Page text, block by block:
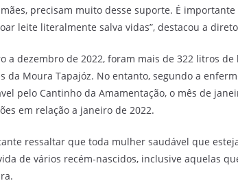
precisam muito desse suporte. É
leite literalmente salva vidas”, destacou a
a dezembro de 2022, foram mais de 322 litros
da Moura Tapajóz. No entanto, segundo a
pelo Cantinho da Amamentação, o mês de
em relação a janeiro de 2022.
ressaltar que toda mulher saudável que
de vários recém-nascidos, inclusive aquelas